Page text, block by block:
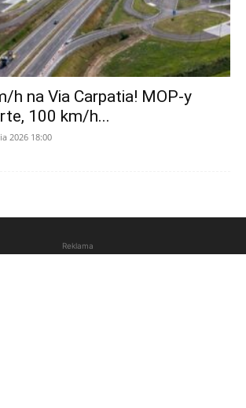
h na Via Carpatia! MOP-y
100 km/h...
2026 18:00
Reklama